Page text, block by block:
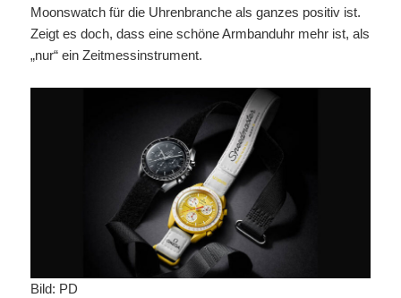
Moonswatch für die Uhrenbranche als ganzes positiv ist.
Zeigt es doch, dass eine schöne Armbanduhr mehr ist, als
„nur“ ein Zeitmessinstrument.
Bild: PD